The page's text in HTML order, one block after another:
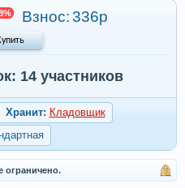
Взнос:336р
14 участников
Хранит: Кладовщик
ограничено.